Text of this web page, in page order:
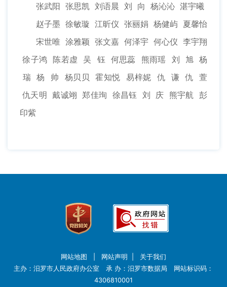
张武阳 张思凯 刘语晨 刘 向 杨沁沁 湛宇曦
赵子墨 徐敏璇 江昕仪 张丽娟 杨健屿 夏馨怡
宋世唯 涂雅颖 张文嘉 何泽宇 何心仪 李宇翔
徐子鸿 陈若虚 吴 钰 何思蕊 熊雨瑶 刘 旭 杨
瑞 杨 帅 杨贝贝 霍知悦 易梓妮 仇 谦 仇 萱
仇天明 戴诚翊 郑佳珣 徐昌钰 刘 庆 熊宇航 彭
印紫
网站地图 网站声明
关于我们
主办：汨罗市人民政府办公室 承 办：汨罗市数据局 网站标识码：
4306810001